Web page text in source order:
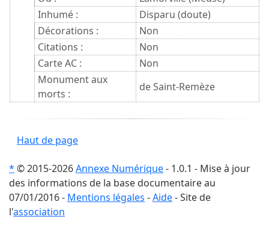
Inhumé :
Disparu (doute)
Décorations :
Non
Citations :
Non
Carte AC :
Non
Monument aux
morts :
de Saint-Remèze
Haut de page
* © 2015-2026Annexe Numérique- 1.0.1 - Mise à jour
des informations de la base documentaire au
07/01/2016 - Mentions légales -Aide- Site de
l'association